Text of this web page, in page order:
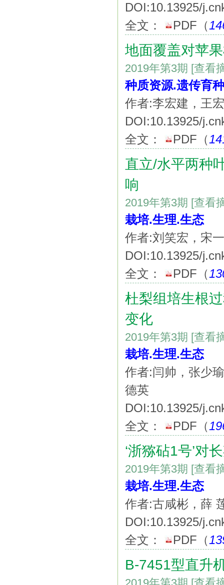
DOI:10.13925/
全文：
PDF （
地面覆盖对苹
2019年第3期 [查看
种质资源.遗传育
作者:李宏建，王
DOI:10.13925/
全文：
PDF （
直立/水平两种
响
2019年第3期 [查看
栽培.生理.生态
作者:刘笑宏，宋
DOI:10.13925/
全文：
PDF （
杜梨组培生根
变化
2019年第3期 [查看
栽培.生理.生态
作者:闫帅，张少
德英
DOI:10.13925/
全文：
PDF （
‘浙猕砧1号’对
2019年第3期 [查看
栽培.生理.生态
作者:古咸彬，薛
DOI:10.13925/
全文：
PDF （
B-7451型直升